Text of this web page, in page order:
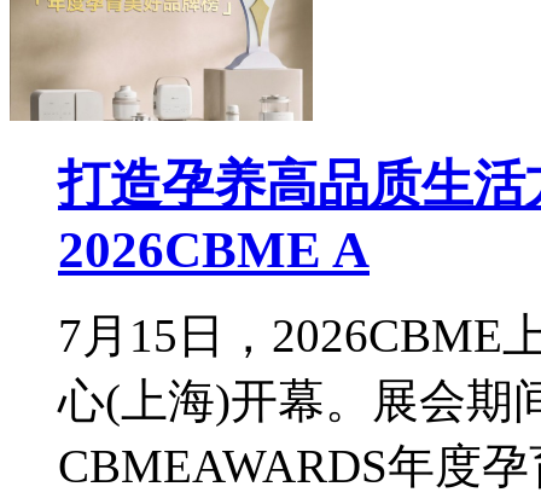
打造孕养高品质生
2026CBME A
7月15日，2026CBME
心(上海)开幕。展会期
CBMEAWARDS年度